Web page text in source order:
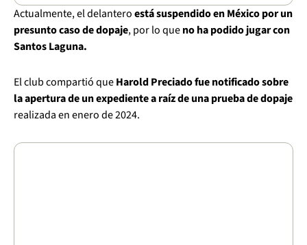
Actualmente, el delanteroestá suspendido en México por un
presunto caso de dopaje, por lo queno ha podido jugar con
Santos Laguna.
El club compartió queHarold Preciado fue notificado sobre
la apertura de un expediente a raíz de una prueba de dopaje
realizada en enero de 2024.